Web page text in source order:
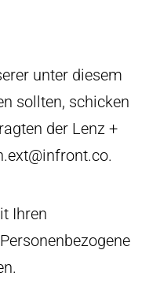
unter diesem
sollten, schicken
der Lenz +
.
Ihren